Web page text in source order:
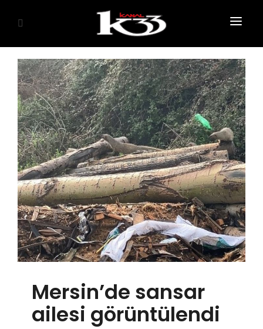
ANASAYFA
SİYASET
EKONOMİ
GÜNDEM
SAĞLIK
EĞİTİM
KÜLTÜR SANAT
SPOR
Mersin’de sansar
ailesi görüntülendi